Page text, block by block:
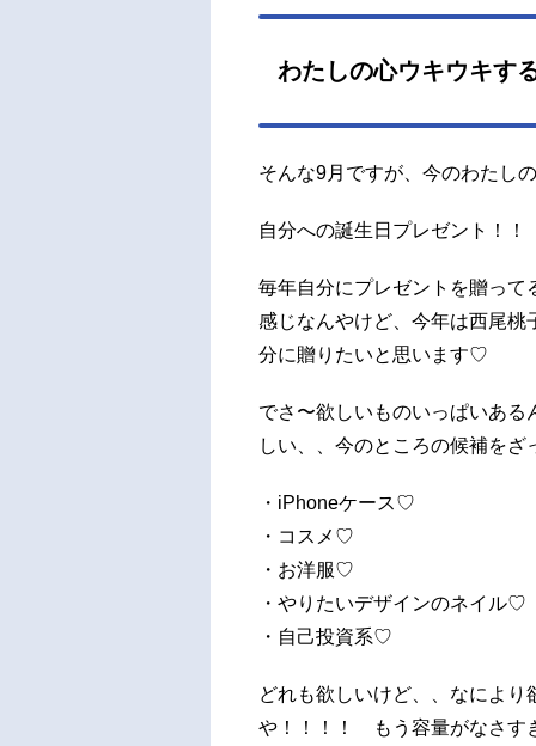
わたしの心ウキウキす
そんな9月ですが、今のわたし
自分への誕生日プレゼント！！
毎年自分にプレゼントを贈って
感じなんやけど、今年は西尾桃
分に贈りたいと思います♡
でさ〜欲しいものいっぱいあ
しい、、今のところの候補をざ
・iPhoneケース♡
・コスメ♡
・お洋服♡
・やりたいデザインのネイル♡
・自己投資系♡
どれも欲しいけど、、なによ
や！！！！ もう容量がなさす